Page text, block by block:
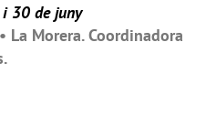
30 de juny
La Morera. Coordinadora